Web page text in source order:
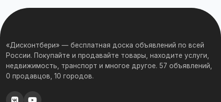
«Дисконтбери» — бесплатная доска объявлений по всей
России. Покупайте и продавайте товары, находите услуги,
недвижимость, транспорт и многое другое. 57 объявлений,
0 продавцов, 10 городов.